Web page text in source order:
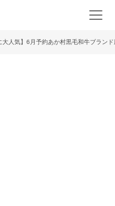
大人気】6月予約あか村黒毛和牛ブラン